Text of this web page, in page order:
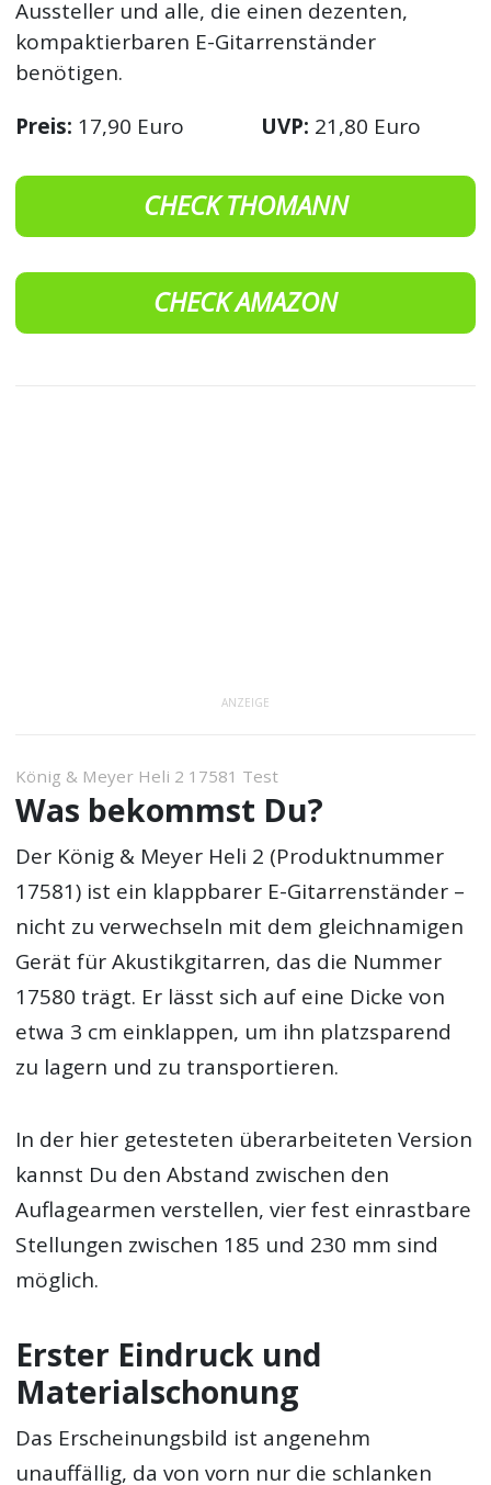
Aussteller und alle, die einen dezenten,
kompaktierbaren E-Gitarrenständer
benötigen.
Preis: 17,90 Euro UVP: 21,80 Euro
CHECK THOMANN
CHECK AMAZON
ANZEIGE
König & Meyer Heli 2 17581 Test
Was bekommst Du?
Der König & Meyer Heli 2 (Produktnummer
17581) ist ein klappbarer E-Gitarrenständer –
nicht zu verwechseln mit dem gleichnamigen
Gerät für Akustikgitarren, das die Nummer
17580 trägt. Er lässt sich auf eine Dicke von
etwa 3 cm einklappen, um ihn platzsparend
zu lagern und zu transportieren.
In der hier getesteten überarbeiteten Version
kannst Du den Abstand zwischen den
Auflagearmen verstellen, vier fest einrastbare
Stellungen zwischen 185 und 230 mm sind
möglich.
Erster Eindruck und
Materialschonung
Das Erscheinungsbild ist angenehm
unauffällig, da von vorn nur die schlanken